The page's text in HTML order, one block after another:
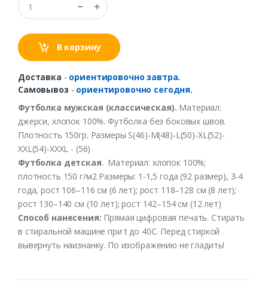
В корзину
Доставка - ориентировочно завтра.
Самовывоз - ориентировочно сегодня.
Футболка мужская (классическая). Материал:
джерси, хлопок 100%. Футболка без боковых швов.
Плотность 150гр. Размеры S(46)-M(48)-L(50)-XL(52)-
XXL(54)-XXXL - (56)
Футболка детская. Материал: хлопок 100%;
плотность 150 г/м2 Размеры: 1-1,5 года (92 размер), 3-4
года, рост 106–116 см (6 лет); рост 118–128 см (8 лет);
рост 130–140 см (10 лет);рост 142–154 см (12 лет)
Способ нанесения: Прямая цифровая печать. Стирать
в стиральной машине при tдо 40С. Перед стиркой
вывернуть наизнанку. По изображению не гладить!